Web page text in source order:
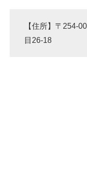
【住所】〒254-
目26-18